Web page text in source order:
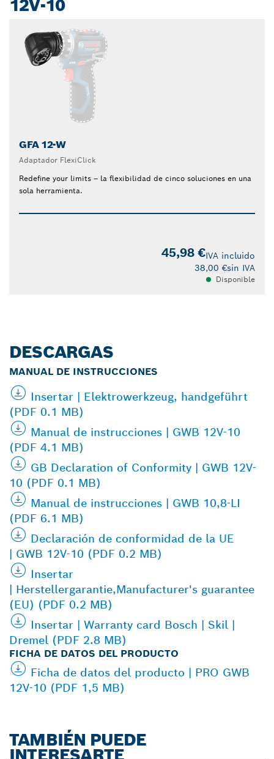
12V-10
GFA 12-W
Adaptador FlexiClick
Redefine your limits – la flexibilidad de cinco soluciones en una
sola herramienta.
45,98 €IVA incluido
38,00 €sin IVA
Disponible
DESCARGAS
MANUAL DE INSTRUCCIONES
Insertar | Elektrowerkzeug, handgeführt
(PDF 0.1 MB)
Manual de instrucciones | GWB 12V-10
(PDF 4.1 MB)
GB Declaration of Conformity | GWB 12V-
10 (PDF 0.1 MB)
Manual de instrucciones | GWB 10,8-LI
(PDF 6.1 MB)
Declaración de conformidad de la UE
| GWB 12V-10 (PDF 0.2 MB)
Insertar
| Herstellergarantie,Manufacturer's guarantee
(EU) (PDF 0.2 MB)
Insertar | Warranty card Bosch | Skil |
Dremel (PDF 2.8 MB)
FICHA DE DATOS DEL PRODUCTO
Ficha de datos del producto | PRO GWB
12V-10 (PDF 1,5 MB)
TAMBIÉN PUEDE